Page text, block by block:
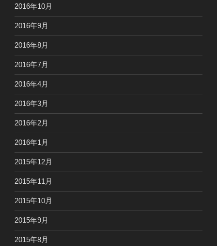
2016年10月
2016年9月
2016年8月
2016年7月
2016年4月
2016年3月
2016年2月
2016年1月
2015年12月
2015年11月
2015年10月
2015年9月
2015年8月